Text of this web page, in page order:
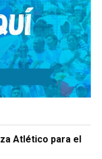
Atlético para el